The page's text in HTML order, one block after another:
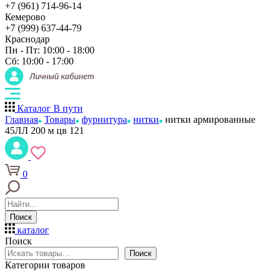
+7 (961) 714-96-14
Кемерово
+7 (999) 637-44-79
Краснодар
Пн - Пт: 10:00 - 18:00
Сб: 10:00 - 17:00
Каталог В пути
Главная Товары фурнитура нитки
нитки армированные
45ЛЛ 200 м цв 121
0
Поиск
каталог
Поиск
Поиск
Категории товаров